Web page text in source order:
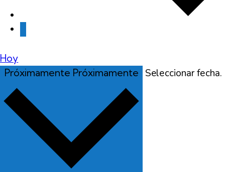
Hoy
Próximamente Próximamente Seleccionar fecha.